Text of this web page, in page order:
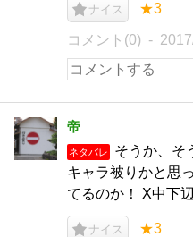
ナイス ★3
コメント(0)
帝
ネタバレ
そうか、そ
キャラ被りかと思
てるのか！ X中下
ナイス ★3